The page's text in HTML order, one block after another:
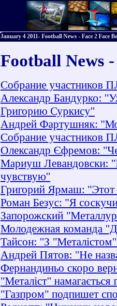
January 4 2011- Football News - Face 2 Face
Football News
Собрание участников
Александр Бандурко:
Григорию Суркису"
Андрей Фартушняк:
Собрание участников
Олександр Єфремов:
Мариуш Левандовски:
чувствую"
Григорий Ярмаш: "Этот
Роман Безус: "Я
Запорожский
Молодежная команда
Тайсон: "З "Металістом"
Андрей Пятов: "Не
Фернандиньо скоро
"Металіст" намагається
"Газпром" подпишет